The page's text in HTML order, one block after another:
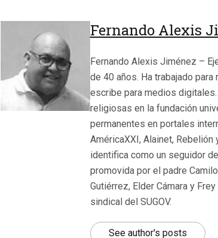
Fernando Alexis
Fernando Alexis Jiménez –
de 40 años. Ha trabajado
escribe para medios
religiosas en la fundación
permanentes en portales
AméricaXXI, Alainet, Rebelión
identifica como un seguidor
promovida por el padre
Gutiérrez, Elder Cámara y
sindical del SUGOV.
See author's posts